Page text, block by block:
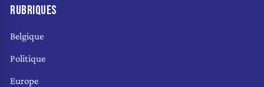
RUBRIQUES
Belgique
Politique
Europe